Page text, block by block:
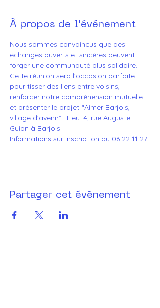
À propos de l'événement
Nous sommes convaincus que des
échanges ouverts et sincères peuvent
forger une communauté plus solidaire.
Cette réunion sera l'occasion parfaite
pour tisser des liens entre voisins,
renforcer notre compréhension mutuelle
et présenter le projet “Aimer Barjols,
village d’avenir”.  Lieu: 4, rue Auguste
Guion à Barjols
Informations sur inscription au 06 22 11 27
Partager cet événement